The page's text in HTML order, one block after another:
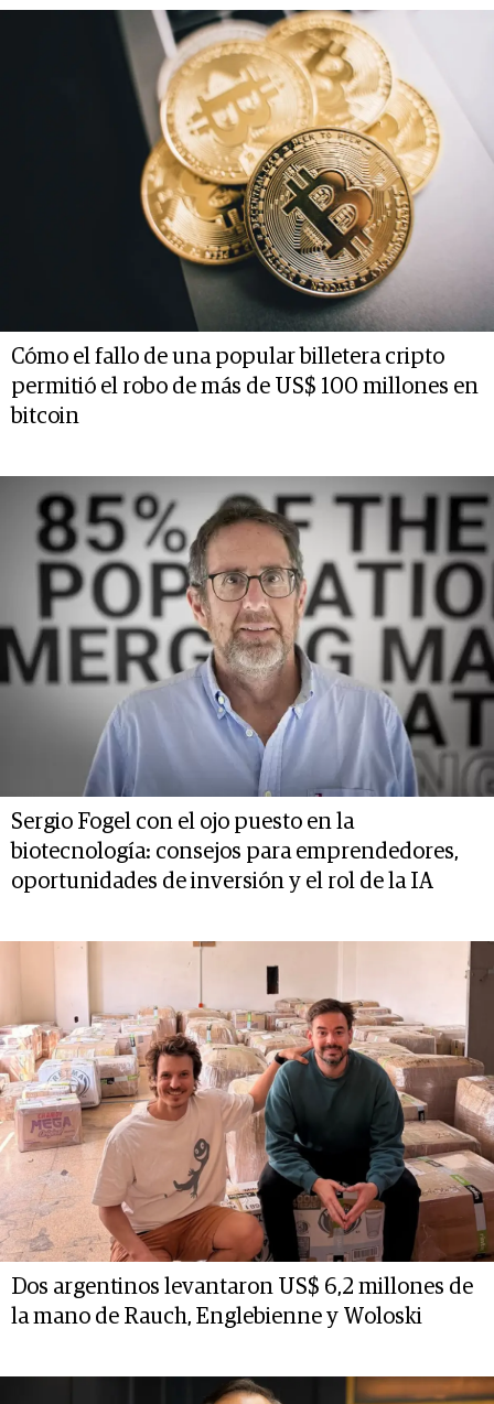
Cómo el fallo de una popular billetera cripto
permitió el robo de más de US$ 100 millones en
bitcoin
Sergio Fogel con el ojo puesto en la
biotecnología: consejos para emprendedores,
oportunidades de inversión y el rol de la IA
Dos argentinos levantaron US$ 6,2 millones de
la mano de Rauch, Englebienne y Woloski